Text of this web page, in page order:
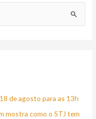
de agosto para as 13h
mostra como o STJ tem